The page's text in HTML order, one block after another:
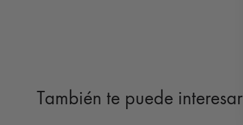
También te puede interesar